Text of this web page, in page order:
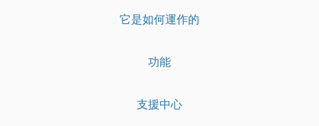
它是如何運作的
功能
支援中心